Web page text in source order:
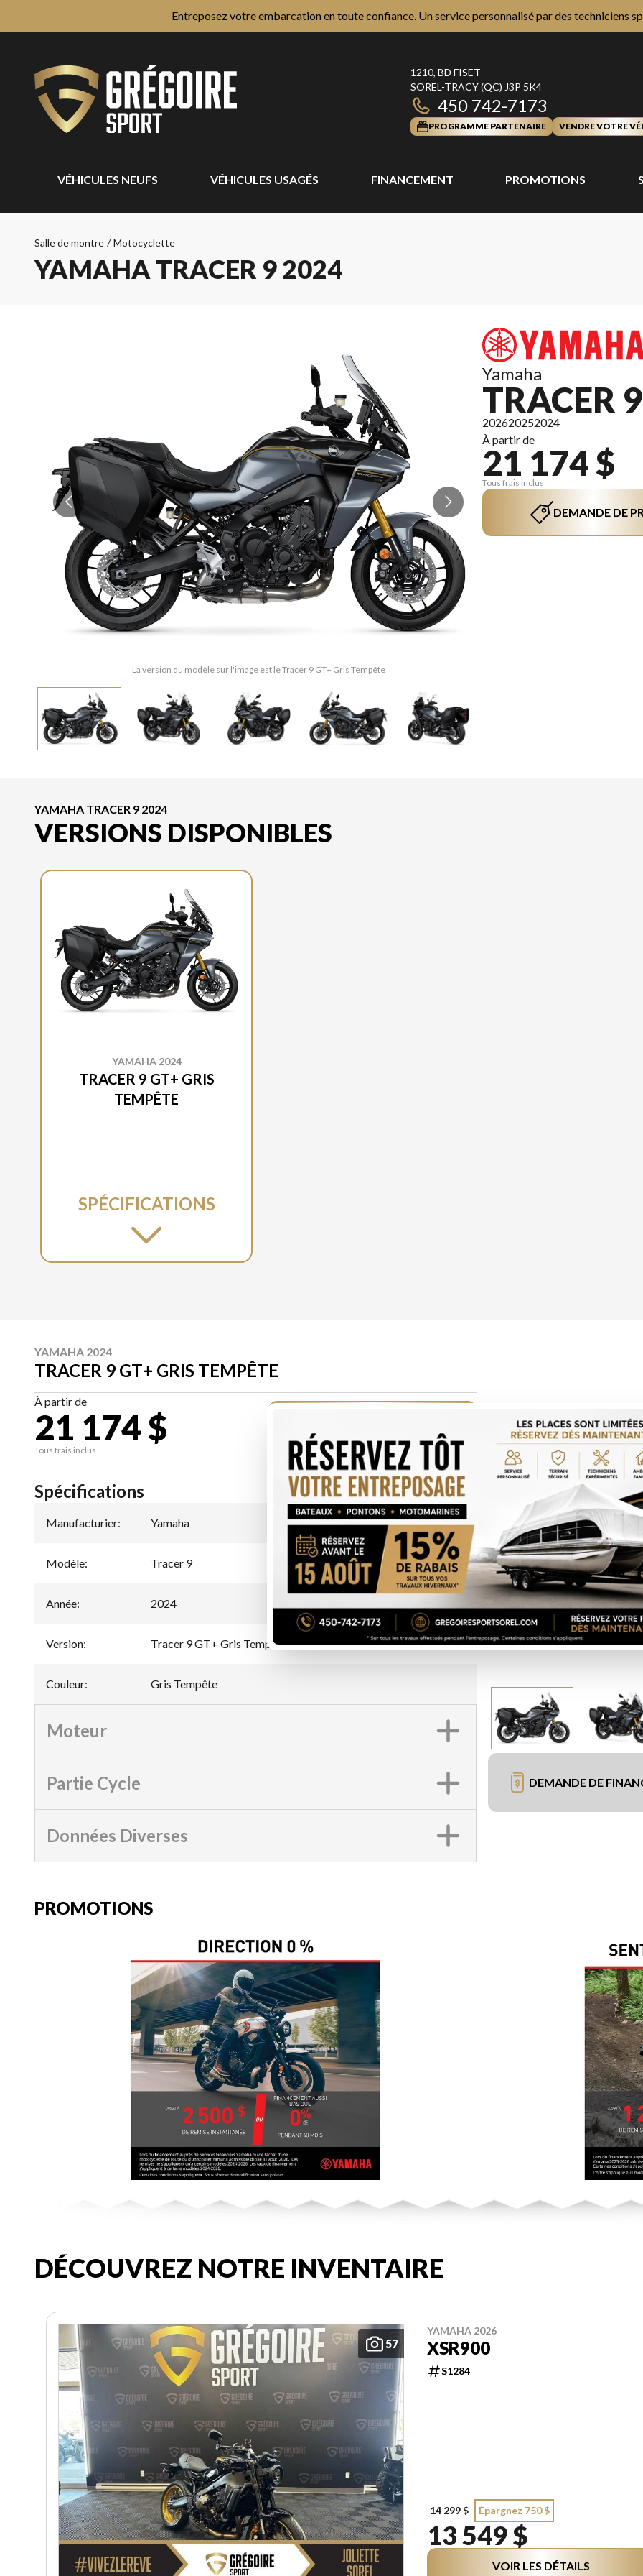
Entreposez votre embarcation en toute confiance. Un service personnalisé par des techniciens
1210, BD FISET
SOREL-TRACY(QC) J3P 5K4
450 742-7173
PROGRAMME PARTENAIRE VENDRE VOTRE
VÉHICULES NEUFS VÉHICULES USAGÉS FINANCEMENT PROMOTIONS
Salle de montre / Motocyclette
YAMAHA TRACER 9 2024
La version du modèle sur l'image est le Tracer 9 GT+ Gris Tempête
Yamaha
TRACER
202620252024
À partir de
21 174 $
Tous frais inclus
DEMANDE DE
YAMAHA TRACER 9 2024
VERSIONS DISPONIBLES
YAMAHA 2024
TRACER 9 GT+ GRIS
TEMPÊTE
SPÉCIFICATIONS
YAMAHA 2024
TRACER 9 GT+ GRIS TEMPÊTE
À partir de
21 174 $
Tous frais inclus
DEMANDE DE
Spécifications
Manufacturier: Yamaha
Modèle: Tracer 9
Année: 2024
Version: Tracer 9 GT+ Gris Tempête
Couleur: Gris Tempête
Moteur
Partie Cycle
Données Diverses
PROMOTIONS
DÉCOUVREZ NOTRE INVENTAIRE
57
YAMAHA 2026
XSR900
S1284
14 299 $ Épargnez 750 $
13 549 $
VOIR LES DÉTAILS